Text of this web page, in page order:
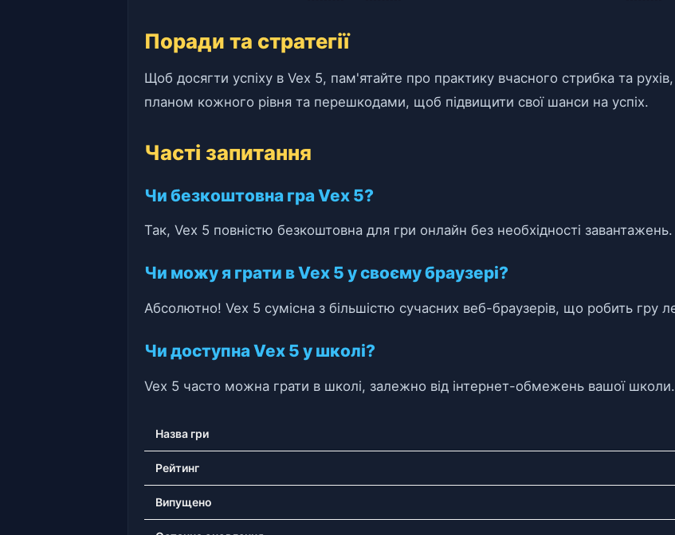
Поради та стратегії
Щоб досягти успіху в Vex 5, пам'ятайте про практику вчасного стрибка та
планом кожного рівня та перешкодами, щоб підвищити свої шанси на успіх.
Часті запитання
Чи безкоштовна гра Vex 5?
Так, Vex 5 повністю безкоштовна для гри онлайн без необхідності завантажень.
Чи можу я грати в Vex 5 у своєму браузері?
Абсолютно! Vex 5 сумісна з більшістю сучасних веб-браузерів, що робить гру
Чи доступна Vex 5 у школі?
Vex 5 часто можна грати в школі, залежно від інтернет-обмежень вашої школи.
Назва гри
Рейтинг
Випущено